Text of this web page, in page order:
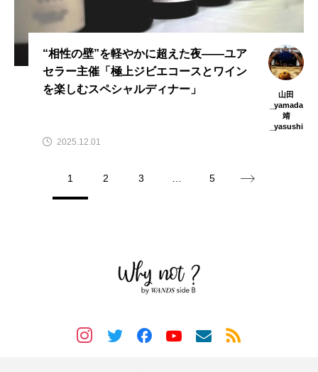
“相性の壁”を軽やかに超えた夜——ユア
セラー主催「極上ジビエコースとワイン
を楽しむスペシャルディナー」
山田
_yamada
靖
_yasushi
2025.12.01
1 2 3 5